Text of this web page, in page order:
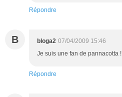
Répondre
B bloga2 07/04/2009 15:46
Je suis une fan de pannacotta !
Répondre